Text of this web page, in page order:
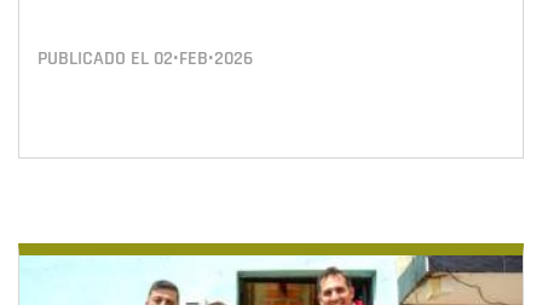
PUBLICADO EL 02•FEB•2026